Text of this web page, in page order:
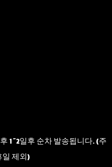
1~2일후 순차 발송됩니다. (주
일 제외)